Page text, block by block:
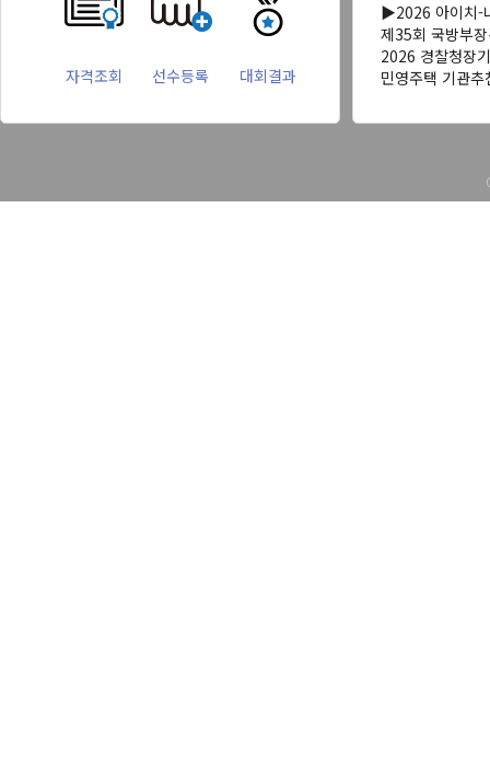
자격조회 선수등록 대회결과
▶2026 아이치-
제35회 국방부
2026 경찰청장
민영주택 기관